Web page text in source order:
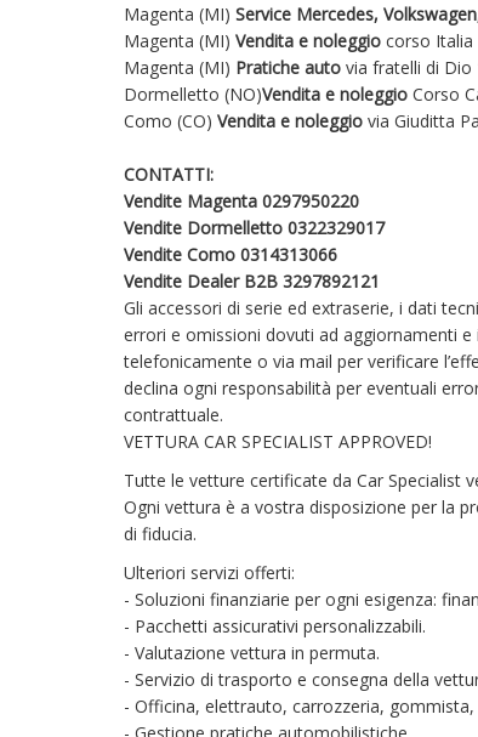
Magenta (MI) Service Mercedes,
Magenta (MI) Vendita e noleggio corso Italia
Magenta (MI) Pratiche auto via fratelli di Dio
Dormelletto (NO)Vendita e noleggio Corso
Como (CO) Vendita e noleggio via Giuditta
CONTATTI:
Vendite Magenta 0297950220
Vendite Dormelletto 0322329017
Vendite Como 0314313066
Vendite Dealer B2B 3297892121
Gli accessori di serie ed extraserie, i dati
errori e omissioni dovuti ad aggiornamenti
telefonicamente o via mail per verificare
declina ogni responsabilità per eventuali
contrattuale.
VETTURA CAR SPECIALIST APPROVED!
Tutte le vetture certificate da Car Specialist
Ogni vettura è a vostra disposizione per la
di fiducia.
Ulteriori servizi offerti:
- Soluzioni finanziarie per ogni esigenza:
- Pacchetti assicurativi personalizzabili.
- Valutazione vettura in permuta.
- Servizio di trasporto e consegna della
- Officina, elettrauto, carrozzeria,